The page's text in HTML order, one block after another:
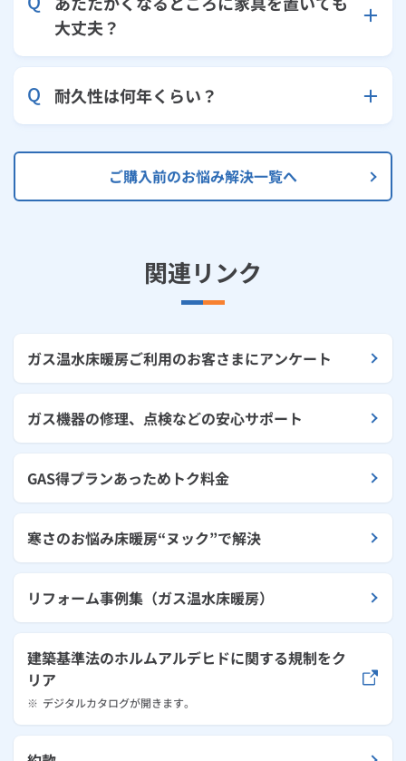
大丈夫？
耐久性は何年くらい？
ご購入前のお悩み解決一覧へ
関連リンク
ガス温水床暖房ご利用のお客さまにアンケート
ガス機器の修理、点検などの安心サポート
GAS得プランあっためトク料金
寒さのお悩み床暖房“ヌック”で解決
リフォーム事例集（ガス温水床暖房）
建築基準法のホルムアルデヒドに関する規制をク
リア
※ デジタルカタログが開きます。